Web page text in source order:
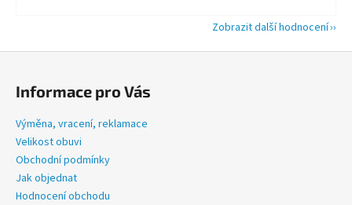
Zobrazit další hodnocení
Informace pro Vás
Výměna, vracení, reklamace
Velikost obuvi
Obchodní podmínky
Jak objednat
Hodnocení obchodu